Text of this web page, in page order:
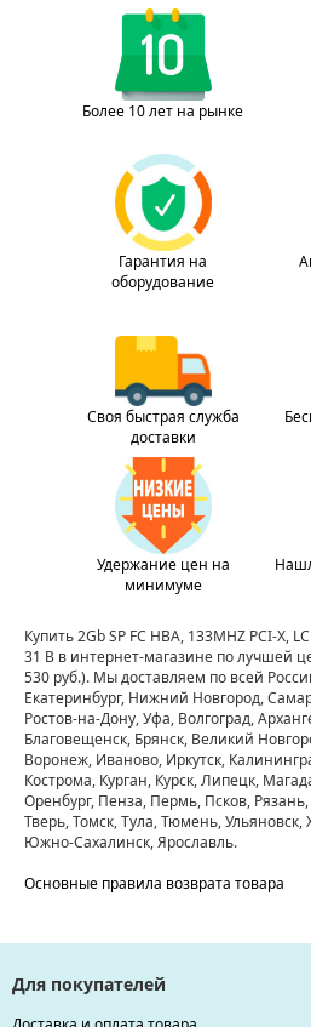
Более 10 лет на рынке
Гарантия на
оборудование
Своя быстрая служба
доставки
Удержание цен на
минимуме
Купить 2Gb SP FC HBA, 133MHZ PCI-X,
31 B в интернет-магазине по лучшей
530 руб.). Мы доставляем по всей
Екатеринбург, Нижний Новгород,
Ростов-на-Дону, Уфа, Волгоград,
Благовещенск, Брянск, Великий
Воронеж, Иваново, Иркутск,
Кострома, Курган, Курск, Липецк,
Оренбург, Пенза, Пермь, Псков,
Тверь, Томск, Тула, Тюмень, Ульяновск,
Южно-Сахалинск, Ярославль.
Основные правила возврата товара
Для покупателей